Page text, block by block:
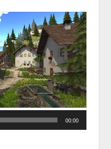
Player
00:00